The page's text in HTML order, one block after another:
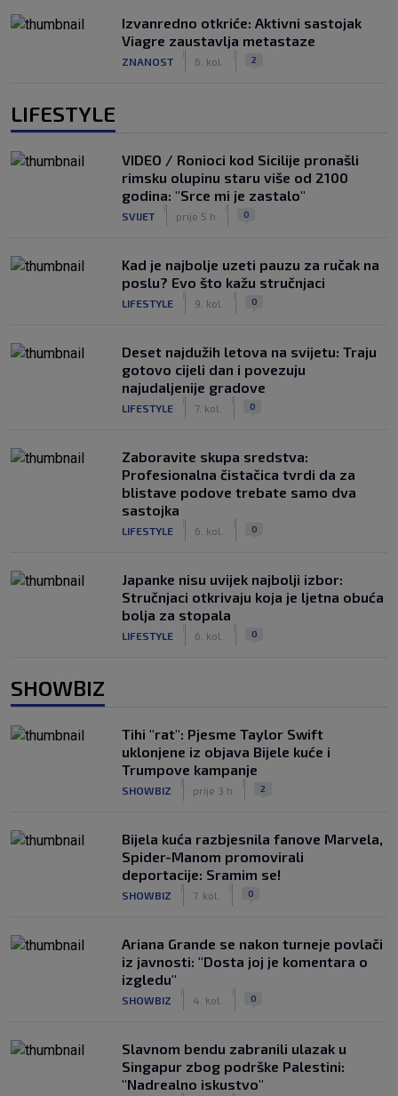
Izvanredno otkriće: Aktivni sastojak
Viagre zaustavlja metastaze
ZNANOST 6. kol. 2
LIFESTYLE
VIDEO / Ronioci kod Sicilije pronašli
rimsku olupinu staru više od 2100
godina: "Srce mi je zastalo"
SVIJET prije 5 h 0
Kad je najbolje uzeti pauzu za ručak na
poslu? Evo što kažu stručnjaci
LIFESTYLE 9. kol. 0
Deset najdužih letova na svijetu: Traju
gotovo cijeli dan i povezuju
najudaljenije gradove
LIFESTYLE 7. kol. 0
Zaboravite skupa sredstva:
Profesionalna čistačica tvrdi da za
blistave podove trebate samo dva
sastojka
LIFESTYLE 6. kol. 0
Japanke nisu uvijek najbolji izbor:
Stručnjaci otkrivaju koja je ljetna obuća
bolja za stopala
LIFESTYLE 6. kol. 0
SHOWBIZ
Tihi "rat": Pjesme Taylor Swift
uklonjene iz objava Bijele kuće i
Trumpove kampanje
SHOWBIZ prije 3 h 2
Bijela kuća razbjesnila fanove Marvela,
Spider-Manom promovirali
deportacije: Sramim se!
SHOWBIZ 7. kol. 0
Ariana Grande se nakon turneje povlači
iz javnosti: "Dosta joj je komentara o
izgledu"
SHOWBIZ 4. kol. 0
Slavnom bendu zabranili ulazak u
Singapur zbog podrške Palestini:
"Nadrealno iskustvo"